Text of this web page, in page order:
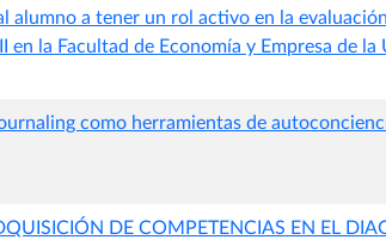
alumno a tener un rol activo en la
en la Facultad de Economía y Empresa de la
como herramientas de
DE COMPETENCIAS EN EL